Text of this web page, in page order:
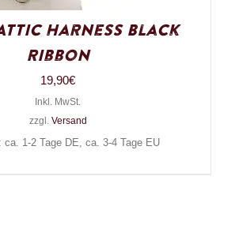
Harness Black
Ribbon
19,90€
Inkl. MwSt.
zzgl. Versand
ca. 1-2 Tage DE, ca. 3-4 Tage EU